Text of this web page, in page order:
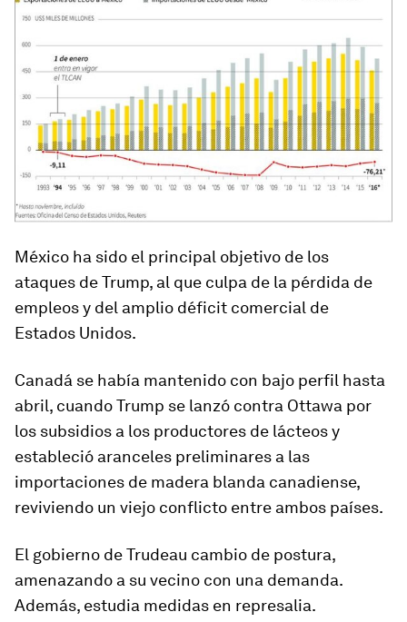
México ha sido el principal objetivo de los
ataques de Trump, al que culpa de la pérdida de
empleos y del amplio déficit comercial de
Estados Unidos.
Canadá se había mantenido con bajo perfil hasta
abril, cuando Trump se lanzó contra Ottawa por
los subsidios a los productores de lácteos y
estableció aranceles preliminares a las
importaciones de madera blanda canadiense,
reviviendo un viejo conflicto entre ambos países.
El gobierno de Trudeau cambio de postura,
amenazando a su vecino con una demanda.
Además, estudia medidas en represalia.